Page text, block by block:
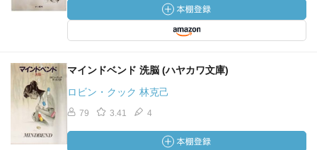
マインドベンド 洗脳 (ハヤカワ文庫)
ロビン・クック 林克己
79 3.41 4